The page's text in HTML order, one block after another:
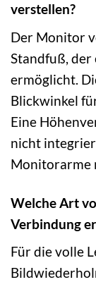
verstellen?
Der Monitor
Standfuß, der
ermöglicht.
Blickwinkel
Eine
nicht
Monitorarme
Welche Art
Verbindung
Für die volle